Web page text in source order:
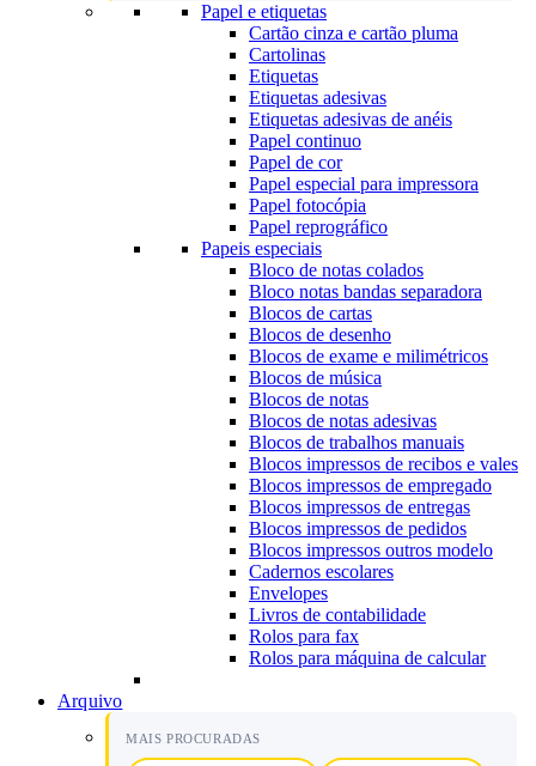
Papel e etiquetas
Cartão cinza e cartão pluma
Cartolinas
Etiquetas
Etiquetas adesivas
Etiquetas adesivas de anéis
Papel continuo
Papel de cor
Papel especial para impressora
Papel fotocópia
Papel reprográfico
Papeis especiais
Bloco de notas colados
Bloco notas bandas separadora
Blocos de cartas
Blocos de desenho
Blocos de exame e milimétricos
Blocos de música
Blocos de notas
Blocos de notas adesivas
Blocos de trabalhos manuais
Blocos impressos de recibos e vales
Blocos impressos de empregado
Blocos impressos de entregas
Blocos impressos de pedidos
Blocos impressos outros modelo
Cadernos escolares
Envelopes
Livros de contabilidade
Rolos para fax
Rolos para máquina de calcular
Arquivo
MAIS PROCURADAS